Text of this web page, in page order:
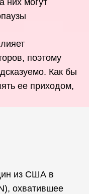
них могут
поэтому
Как бы
ее приходом,
из США в
охватившее